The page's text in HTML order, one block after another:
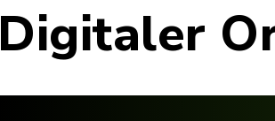
Digitaler